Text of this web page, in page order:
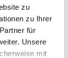
zu
zu Ihrer
für
Unsere
mit